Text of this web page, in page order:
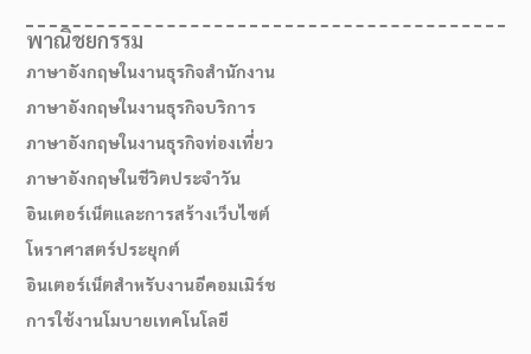
พาณิชยกรรม
ภาษาอังกฤษในงานธุรกิจสำนักงาน
ภาษาอังกฤษในงานธุรกิจบริการ
ภาษาอังกฤษในงานธุรกิจท่องเที่ยว
ภาษาอังกฤษในชีวิตประจำวัน
อินเตอร์เน็ตและการสร้างเว็บไซต์
โหราศาสตร์ประยุกต์
อินเตอร์เน็ตสำหรับงานอีคอมเมิร์ช
การใช้งานโมบายเทคโนโลยี